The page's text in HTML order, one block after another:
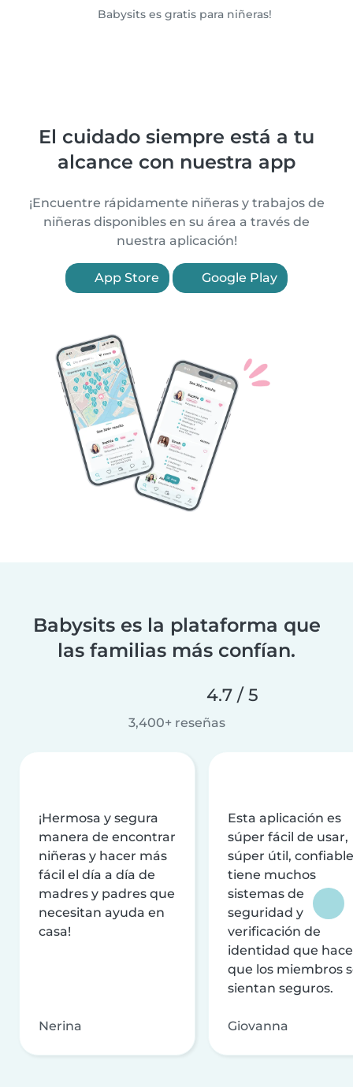
Babysits es gratis para niñeras!
El cuidado siempre está a tu
alcance con nuestra app
¡Encuentre rápidamente niñeras y trabajos de
niñeras disponibles en su área a través de
nuestra aplicación!
App Store Google Play
Babysits es la plataforma que
las familias más confían.
4.7 / 5
3,400+ reseñas
¡Hermosa y segura
manera de encontrar
niñeras y hacer más
fácil el día a día de
madres y padres que
necesitan ayuda en
casa!
Nerina
Esta aplicación es
súper fácil de usar,
súper útil,
tiene muchos
sistemas de
seguridad y
verificación de
identidad que
que los miembros
sientan seguros.
Giovanna